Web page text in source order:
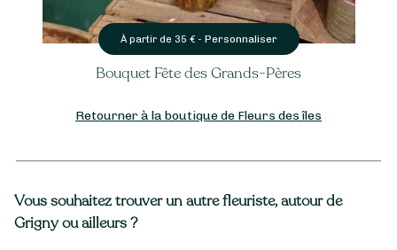
À partir de 35 € - Personnaliser
Bouquet Fête des Grands-Pères
Retourner à la boutique de Fleurs des îles
Vous souhaitez trouver un autre fleuriste, autour de
Grigny ou ailleurs ?